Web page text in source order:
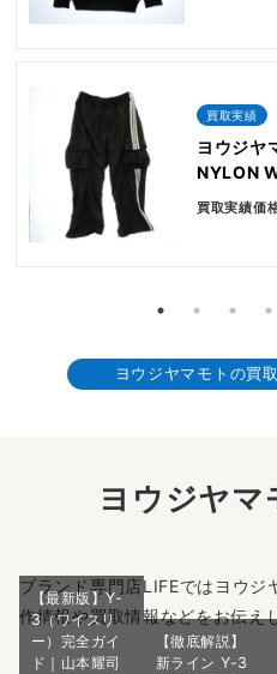
買取実績
ヨウジヤ
NYLON
PANTS
買取実績価
ヨウジヤマモトの買
ヨウジヤマ
ブランド専門店LIFEではヨウジ
作情報や買取情報などをお伝え
【最新版】Y-
3（ワイスリ
ー）完全ガイ
ド｜山本耀司
【徹底解説】
新ライン Y-3